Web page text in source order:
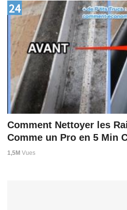
24
Comment Nettoyer les
Comme un Pro en 5 Min
1,5M Vues